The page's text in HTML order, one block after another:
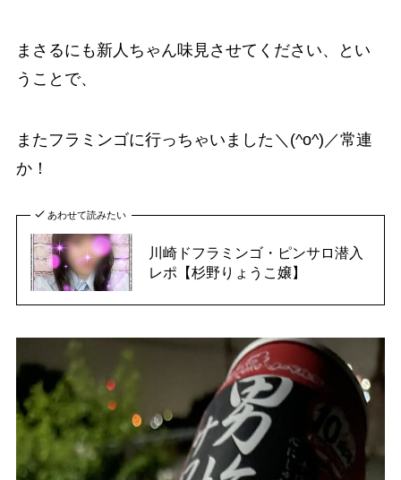
まさるにも新人ちゃん味見させてください、とい
うことで、
またフラミンゴに行っちゃいました＼(^o^)／常連
か！
あわせて読みたい
川崎ドフラミンゴ・ピンサロ潜入
レポ【杉野りょうこ嬢】